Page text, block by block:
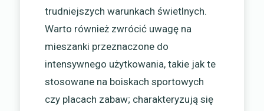
trudniejszych warunkach świetlnych.
Warto również zwrócić uwagę na
mieszanki przeznaczone do
intensywnego użytkowania, takie jak te
stosowane na boiskach sportowych
czy placach zabaw; charakteryzują się